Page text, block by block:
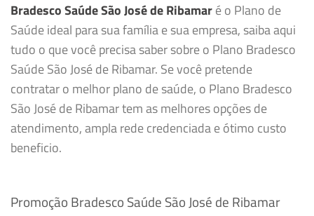
Bradesco Saúde São José de Ribamaré o Plano de
Saúde ideal para sua família e sua empresa, saiba aqui
tudo o que você precisa saber sobre o Plano Bradesco
Saúde São José de Ribamar. Se você pretende
contratar o melhor plano de saúde, o Plano Bradesco
São José de Ribamar tem as melhores opções de
atendimento, ampla rede credenciada e ótimo custo
beneficio.
Promoção Bradesco Saúde São José de Ribamar